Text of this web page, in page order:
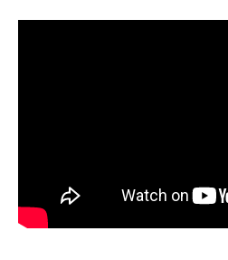
Panorama Informativo